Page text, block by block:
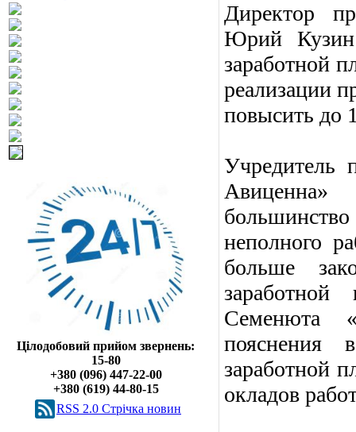
Цілодобовий прийом звернень:
15-80
+380 (096) 447-22-00
+380 (619) 44-80-15
RSS 2.0 Cтрічка новин
Директор
Юрий Кузин
заработной
реализации
повысить до
неполного
больше
Семенюта
заработной
окладов